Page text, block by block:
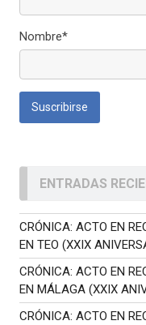
Nombre*
ENTRADAS
CRÓNICA: ACTO EN
EN TEO (XXIX
CRÓNICA: ACTO EN
EN MÁLAGA (XXIX
CRÓNICA: ACTO EN